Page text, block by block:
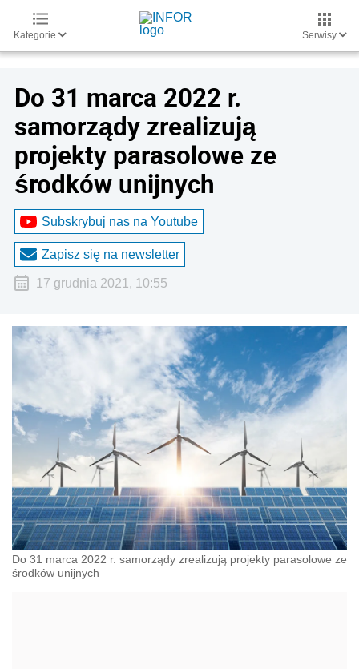
Kategorie Serwisy
Do 31 marca 2022 r.
samorządy zrealizują
projekty parasolowe ze
środków unijnych
Subskrybuj nas na Youtube
Zapisz się na newsletter
17 grudnia 2021, 10:55
Do 31 marca 2022 r. samorządy zrealizują projekty parasolowe ze
środków unijnych